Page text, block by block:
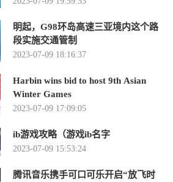
明起，G98环岛高速三亚境内这个路
段实施交通管制
2023-07-09 18:16:37
Harbin wins bid to host 9th Asian
Winter Games
2023-07-09 17:09:05
ib游戏攻略（游戏ib名字
2023-07-09 15:53:24
腾讯音乐携手可口可乐开启“放飞时